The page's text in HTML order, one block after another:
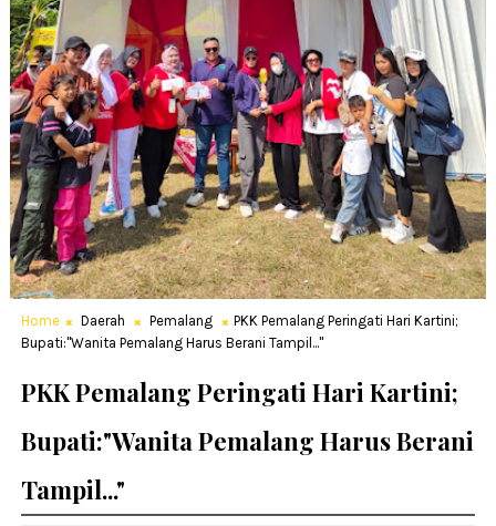
Home Daerah Pemalang
PKK Pemalang Peringati Hari Kartini;
Bupati:"Wanita Pemalang Harus Berani Tampil..."
PKK Pemalang Peringati Hari Kartini;
Bupati:"Wanita Pemalang Harus Berani
Tampil..."